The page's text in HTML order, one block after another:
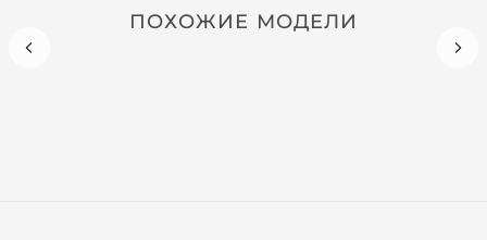
ПОХОЖИЕ МОДЕЛИ